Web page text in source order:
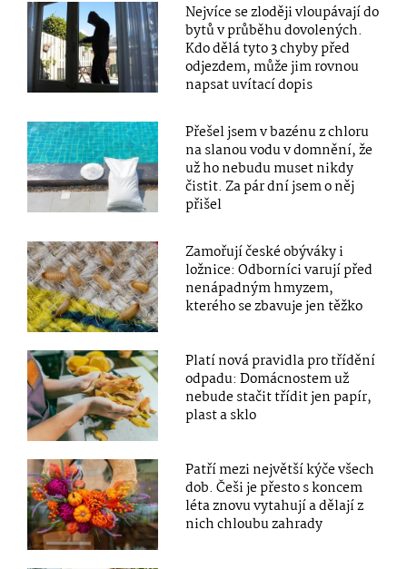
Nejvíce se zloději vloupávají do
bytů v průběhu dovolených.
Kdo dělá tyto 3 chyby před
odjezdem, může jim rovnou
napsat uvítací dopis
Přešel jsem v bazénu z chloru
na slanou vodu v domnění, že
už ho nebudu muset nikdy
čistit. Za pár dní jsem o něj
přišel
Zamořují české obýváky i
ložnice: Odborníci varují před
nenápadným hmyzem,
kterého se zbavuje jen těžko
Platí nová pravidla pro třídění
odpadu: Domácnostem už
nebude stačit třídit jen papír,
plast a sklo
Patří mezi největší kýče všech
dob. Češi je přesto s koncem
léta znovu vytahují a dělají z
nich chloubu zahrady